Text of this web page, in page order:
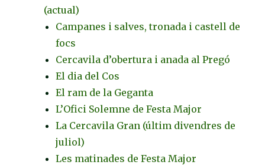
(actual)
Campanes i salves, tronada i castell de
focs
Cercavila d’obertura i anada al Pregó
El dia del Cos
El ram de la Geganta
L’Ofici Solemne de Festa Major
La Cercavila Gran (últim divendres de
juliol)
Les matinades de Festa Major